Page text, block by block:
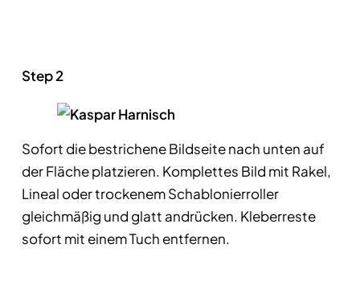
Step 2
Sofort die bestrichene Bildseite nach unten auf
der Fläche platzieren. Komplettes Bild mit Rakel,
Lineal oder trockenem Schablonierroller
gleichmäßig und glatt andrücken. Kleberreste
sofort mit einem Tuch entfernen.